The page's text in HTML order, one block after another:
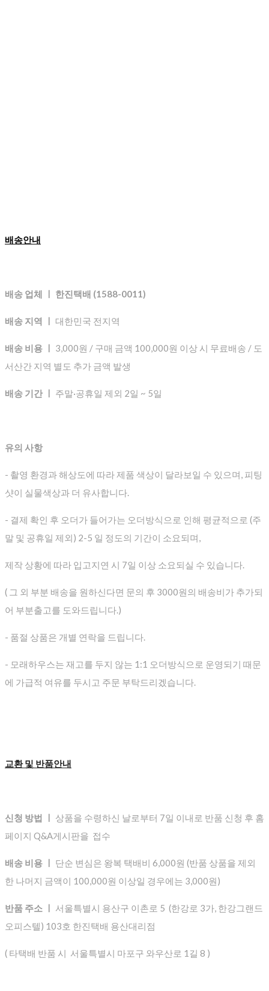
배송안내
배송 업체 ㅣ 한진택배 (1588-0011)
배송 지역 ㅣ 대한민국 전지역
배송 비용 ㅣ 3,000원 / 구매 금액 100,000원 이상 시 무료배송 / 도
서산간 지역 별도 추가 금액 발생
배송 기간 ㅣ 주말·공휴일 제외 2일 ~ 5일
유의 사항
- 촬영 환경과 해상도에 따라 제품 색상이 달라보일 수 있으며, 피팅
샷이 실물색상과 더 유사합니다.
- 결제 확인 후 오더가 들어가는 오더방식으로 인해 평균적으로 (주
말 및 공휴일 제외) 2-5 일 정도의 기간이 소요되며,
제작 상황에 따라 입고지연 시 7일 이상 소요되실 수 있습니다.
( 그 외 부분 배송을 원하신다면 문의 후 3000원의 배송비가 추가되
어 부분출고를 도와드립니다.)
- 품절 상품은 개별 연락을 드립니다.
- 모래하우스는 재고를 두지 않는 1:1 오더방식으로 운영되기 때문
에 가급적 여유를 두시고 주문 부탁드리겠습니다.
교환 및 반품안내
신청 방법 ㅣ 상품을 수령하신 날로부터 7일 이내로 반품 신청 후 홈
페이지 Q&A게시판을 접수
배송 비용 ㅣ
단순 변심은 왕복 택배비 6,000원 (반품 상품을 제외
한 나머지 금액이 100,000원 이상일 경우에는 3,000원)
반품 주소 ㅣ 서울특별시 용산구 이촌로 5 (한강로 3가, 한강그랜드
오피스텔) 103호 한진택배 용산대리점
( 타택배 반품 시 서울특별시 마포구 와우산로 1길 8 )